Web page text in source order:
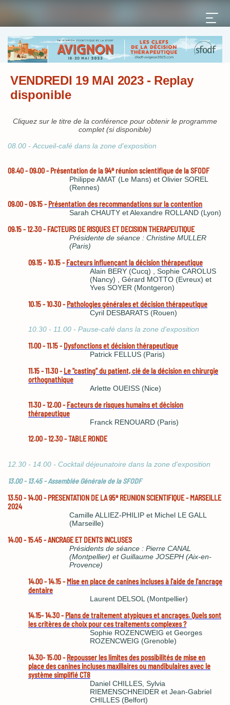
VENDREDI 19 MAI 2023 - Replay
disponible
Cliquez sur le titre de la conférence pour obtenir le programme
complet (si disponible)
08.00 - Accueil-café dans la zone d'exposition
08.40 - 09.00 - Présentation de la 94eréunion scientifique de la SFODF
Philippe AMAT (Le Mans) et Olivier SOREL
(Rennes)
09.00 - 09.15 - Présentation des recommandations sur la contention
Sarah CHAUTY et Alexandre ROLLAND (Lyon)
09.15 - 12.30 - FACTEURS DE RISQUES ET DECISION THERAPEUTIQUE
Présidente de séance : Christine MULLER
(Paris)
09.15 - 10.15 - Facteurs influençant la décision thérapeutique
Alain BERY (Cucq) , Sophie CAROLUS
(Nancy) , Gérard MOTTO (Evreux) et
Yves SOYER (Montgeron)
10.15 - 10.30 - Pathologies générales et décision thérapeutique
Cyril DESBARATS (Rouen)
10.30 - 11.00 - Pause-café dans la zone d'exposition
11.00 - 11.15 - Dysfonctions et décision thérapeutique
Patrick FELLUS (Paris)
11.15 - 11.30 - Le "casting" du patient, clé de la décision en chirurgie
orthognathique
Arlette OUEISS (Nice)
11.30 - 12.00 - Facteurs de risques humains et décision
thérapeutique
Franck RENOUARD (Paris)
12.00 - 12.30 - TABLE RONDE
12.30 - 14.00 - Cocktail déjeunatoire dans la zone d'exposition
13.00 - 13.45 -Assemblée Générale de la SFODF
13.50 - 14.00 - PRESENTATION DE LA 95eREUNION SCIENTIFIQUE - MARSEILLE
2024
Camille ALLIEZ-PHILIP et Michel LE GALL
(Marseille)
14.00 - 15.45 -ANCRAGE ET DENTS INCLUSES
Présidents de séance : Pierre CANAL
(Montpellier) et Guillaume JOSEPH (Aix-en-
Provence)
14.00 - 14.15 - Mise en place de canines incluses à l'aide de l'ancrage
dentaire
Laurent DELSOL (Montpellier)
14.15- 14.30 - Plans de traitement atypiques et ancrages. Quels sont
les critères de choix pour ces traitements complexes ?
Sophie ROZENCWEIG et Georges
ROZENCWEIG (Grenoble)
14.30- 15.00 - Repousser les limites des possibilités de mise en
place des canines incluses maxillaires ou mandibulaires avec le
système simplifié CT8
Daniel CHILLES, Sylvia
RIEMENSCHNEIDER et Jean-Gabriel
CHILLES (Belfort)